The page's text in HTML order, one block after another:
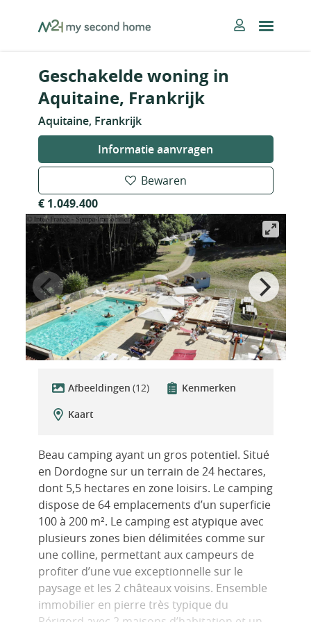
MySecondHome
Geschakelde woning in
Aquitaine, Frankrijk
Aquitaine, Frankrijk
Informatie aanvragen
Bewaren
€ 1.049.400
Afbeeldingen (12)
Kenmerken
Kaart
Beau camping ayant un gros potentiel. Situé
en Dordogne sur un terrain de 24 hectares,
dont 5,5 hectares en zone loisirs. Le camping
dispose de 64 emplacements d’un superficie
100 à 200 m². Le camping est atypique avec
plusieurs zones bien délimitées comme sur
une colline, permettant aux campeurs de
profiter d’une vue exceptionnelle sur le
paysage et les 2 châteaux voisins. Ensemble
immobilier en pierre très typique du